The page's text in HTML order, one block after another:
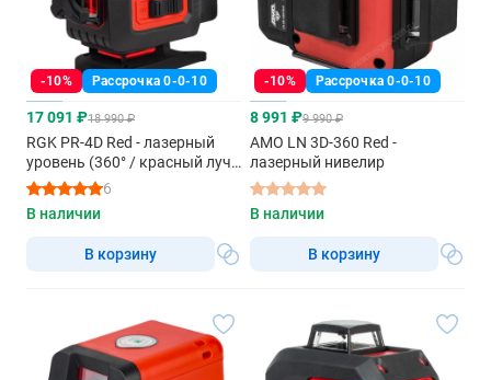
-10% Рассрочка 0-0-10
17 091 ₽18 990 ₽
RGK PR-4D Red - лазерный
уровень (360° / красный луч /
70м с приемником / АКБ)
6
В наличии
В корзину
-10% Рассрочка 0-0-10
8 991 ₽9 990 ₽
AMO LN 3D-360 Red -
лазерный нивелир
В наличии
В корзину